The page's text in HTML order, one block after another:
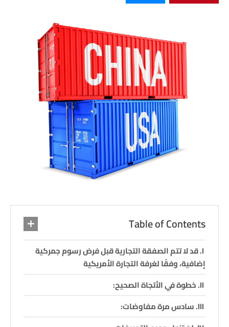
Table of Contents
قد لا تتم الصفقة التجارية قبل فرض رسوم جمركية
إضافية، وفقًا لغرفة التجارة الأمريكية
خطوة في الأتجاة الصحيح:
سادس مرة مفاوضات: